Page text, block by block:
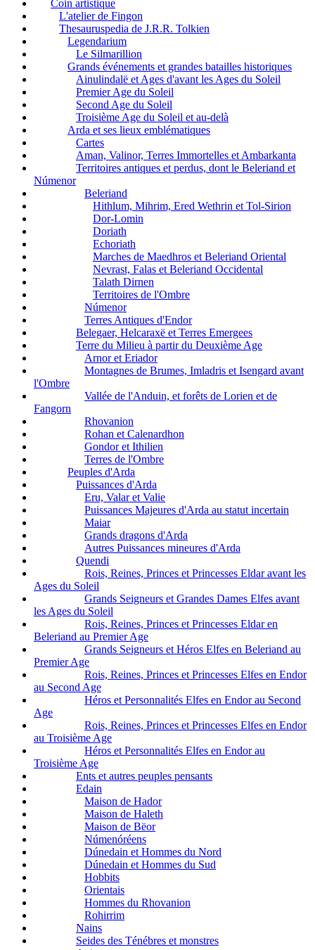
Coin artistique
L'atelier de Fingon
Thesauruspedia de J.R.R. Tolkien
Legendarium
Le Silmarillion
Grands événements et grandes batailles historiques
Ainulindalë et Ages d'avant les Ages du Soleil
Premier Age du Soleil
Second Age du Soleil
Troisième Age du Soleil et au-delà
Arda et ses lieux emblématiques
Cartes
Aman, Valinor, Terres Immortelles et Ambarkanta
Territoires antiques et perdus, dont le Beleriand et
Númenor
Beleriand
Hithlum, Mihrim, Ered Wethrin et Tol-Sirion
Dor-Lomin
Doriath
Echoriath
Marches de Maedhros et Beleriand Oriental
Nevrast, Falas et Beleriand Occidental
Talath Dirnen
Territoires de l'Ombre
Númenor
Terres Antiques d'Endor
Belegaer, Helcaraxë et Terres Emergees
Terre du Milieu à partir du Deuxième Age
Arnor et Eriador
Montagnes de Brumes, Imladris et Isengard avant
l'Ombre
Vallée de l'Anduin, et forêts de Lorien et de
Fangorn
Rhovanion
Rohan et Calenardhon
Gondor et Ithilien
Terres de l'Ombre
Peuples d'Arda
Puissances d'Arda
Eru, Valar et Valie
Puissances Majeures d'Arda au statut incertain
Maiar
Grands dragons d'Arda
Autres Puissances mineures d'Arda
Quendi
Rois, Reines, Princes et Princesses Eldar avant les
Ages du Soleil
Grands Seigneurs et Grandes Dames Elfes avant
les Ages du Soleil
Rois, Reines, Princes et Princesses Eldar en
Beleriand au Premier Age
Grands Seigneurs et Héros Elfes en Beleriand au
Premier Age
Rois, Reines, Princes et Princesses Elfes en Endor
au Second Age
Héros et Personnalités Elfes en Endor au Second
Age
Rois, Reines, Princes et Princesses Elfes en Endor
au Troisième Age
Héros et Personnalités Elfes en Endor au
Troisième Age
Ents et autres peuples pensants
Edain
Maison de Hador
Maison de Haleth
Maison de Bëor
Númenóréens
Dúnedain et Hommes du Nord
Dúnedain et Hommes du Sud
Hobbits
Orientais
Hommes du Rhovanion
Rohirrim
Nains
Seides des Ténébres et monstres